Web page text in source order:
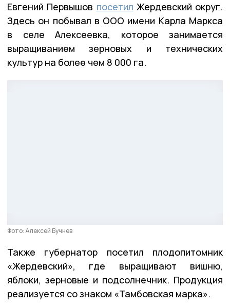
Евгений Первышов посетил Жердевский округ.
Здесь он побывал в ООО имени Карла Маркса
в селе Алексеевка, которое занимается
выращиванием зерновых и технических
культур на более чем 8 000 га.
Фото: Алексей Бучнев
Также губернатор посетил плодопитомник
«Жердевский», где выращивают вишню,
яблоки, зерновые и подсолнечник. Продукция
реализуется со знаком «Тамбовская марка».